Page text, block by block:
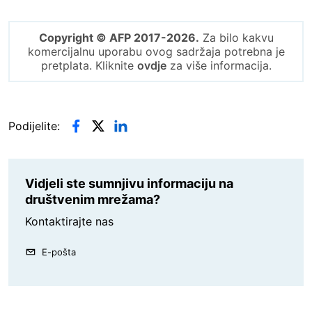
Copyright © AFP 2017-2026. Za bilo kakvu
komercijalnu uporabu ovog sadržaja potrebna je
pretplata. Kliknite ovdjeza više informacija.
Podijelite:
Vidjeli ste sumnjivu informaciju na
društvenim mrežama?
Kontaktirajte nas
E-pošta